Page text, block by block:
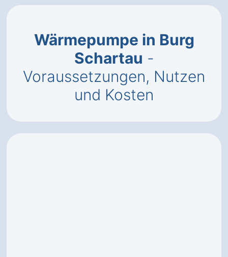
Wärmepumpe in Burg
Schartau -
Voraussetzungen, Nutzen
und Kosten